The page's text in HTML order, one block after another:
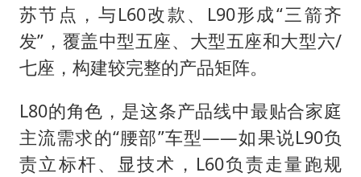
苏节点，与L60改款、L90形成“三箭齐
发”，覆盖中型五座、大型五座和大型六/
七座，构建较完整的产品矩阵。
L80的角色，是这条产品线中最贴合家庭
主流需求的“腰部”车型——如果说L90负
责立标杆、显技术，L60负责走量跑规